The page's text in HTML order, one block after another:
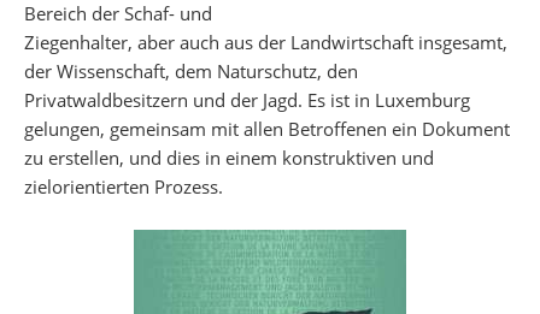
Bereich der Schaf- und
Ziegenhalter, aber auch aus der Landwirtschaft insgesamt,
der Wissenschaft, dem Naturschutz, den
Privatwaldbesitzern und der Jagd. Es ist in Luxemburg
gelungen, gemeinsam mit allen Betroffenen ein Dokument
zu erstellen, und dies in einem konstruktiven und
zielorientierten Prozess.